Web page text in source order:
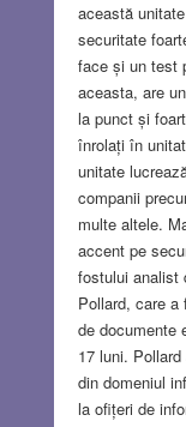
această
securitate
face și un test
aceasta, are
la punct și
înrolați în
unitate
companii
multe altele.
accent pe
fostului analist
Pollard, care a
de documente
17 luni.
din domeniul
la ofițeri de